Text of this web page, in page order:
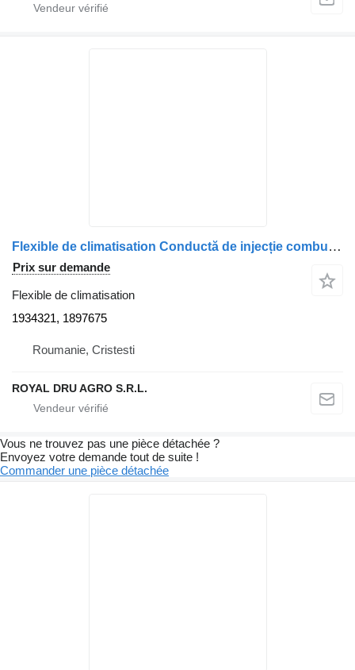
Flexible de climatisation Conductă de injecție combustibil 1934321, 1897675 pour camion DAF 1934321/1897675
Prix sur demande
Flexible de climatisation
1934321, 1897675
Roumanie, Cristesti
ROYAL DRU AGRO S.R.L.
Vous ne trouvez pas une pièce détachée ?
Envoyez votre demande tout de suite !
Commander une pièce détachée